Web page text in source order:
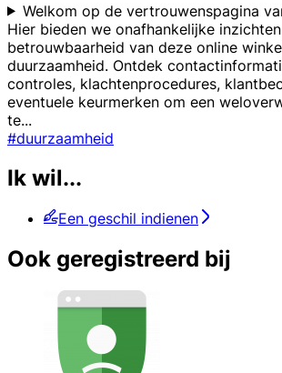
Welkom op de vertrouwenspagina
Hier bieden we onafhankelijke
betrouwbaarheid van deze online
duurzaamheid. Ontdek
controles, klachtenprocedures,
eventuele keurmerken om een
te...
#duurzaamheid
Ik wil...
Een geschil indienen
Ook geregistreerd bij